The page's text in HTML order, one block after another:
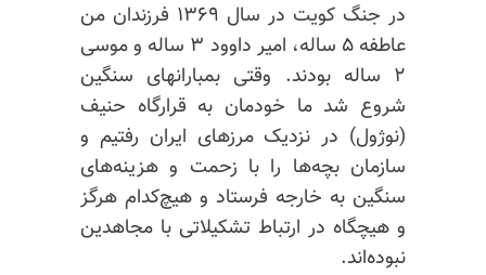
در جنگ کویت در سال ۱۳۶۹ فرزندان من
عاطفه ۵ ساله، امیر داوود ۳ ساله و موسی
۲ ساله بودند. وقتی بمبارانهای سنگین
شروع شد ما خودمان به قرارگاه حنیف
(نوژول) در نزدیک مرزهای ایران رفتیم و
سازمان بچه‌ها را با زحمت و هزینه‌های
سنگین به خارجه فرستاد و هیچ‌کدام هرگز
و هیچگاه در ارتباط تشکیلاتی با مجاهدین
نبوده‌اند.